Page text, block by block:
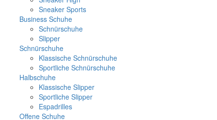
Sneaker Sports
Business Schuhe
Schnürschuhe
Slipper
Schnürschuhe
Klassische Schnürschuhe
Sportliche Schnürschuhe
Halbschuhe
Klassische Slipper
Sportliche Slipper
Espadrilles
Offene Schuhe